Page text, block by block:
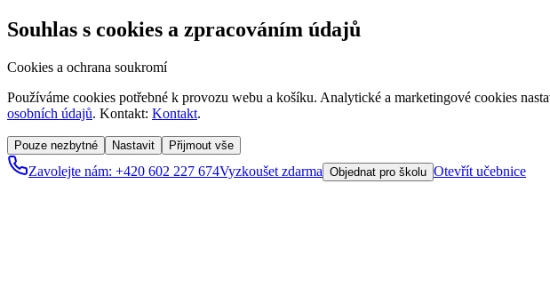
Souhlas s cookies a zpracováním údajů
Cookies a ochrana soukromí
Používáme cookies potřebné k provozu webu a košíku. Analytické a marketingové cookies
osobních údajů. Kontakt: Kontakt.
Pouze nezbytné Nastavit Přijmout vše
Zavolejte nám: +420 602 227 674Vyzkoušet zdarma Objednat pro školu Otevřít učebnice